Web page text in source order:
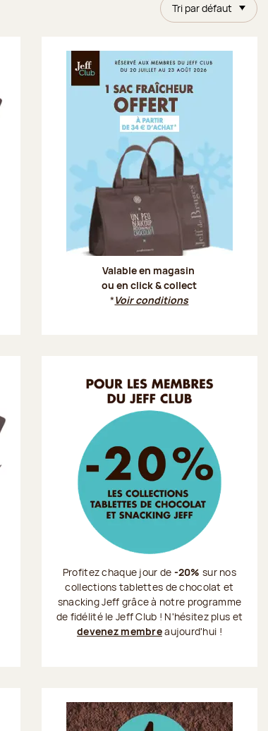
Tri par défaut
Valable en magasin
ou en click & collect
*Voir conditions
Profitez chaque jour de -20% sur nos
collections tablettes de chocolat et
snacking Jeff grâce à notre programme
de fidélité le Jeff Club ! N'hésitez plus et
devenez membreaujourd'hui !